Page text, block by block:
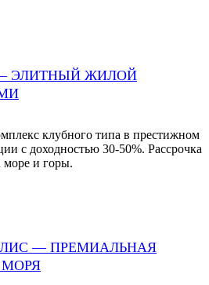
— ЭЛИТНЫЙ ЖИЛОЙ
клубного типа в престижном
с доходностью 30-50%. Рассрочка
море и горы.
— ПРЕМИАЛЬНАЯ